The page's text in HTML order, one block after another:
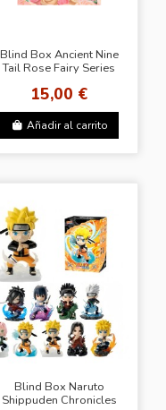
Blind Box Ancient Nine
Tail Rose Fairy Series
15,00 €
Añadir al carrito
Blind Box Naruto
Shippuden Chronicles